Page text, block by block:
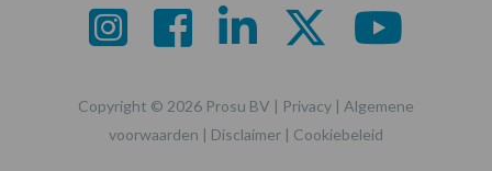
Copyright © 2026 Prosu BV | Privacy | Algemene
voorwaarden | Disclaimer | Cookiebeleid